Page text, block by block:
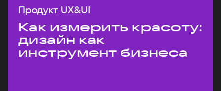
Продукт UX&UI
Как измерить красоту:
дизайн как
инструмент бизнеса